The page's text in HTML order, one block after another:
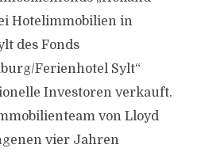
Hotelimmobilien in
des Fonds
Ferienhotel Sylt“
Investoren verkauft.
von Lloyd
vier Jahren